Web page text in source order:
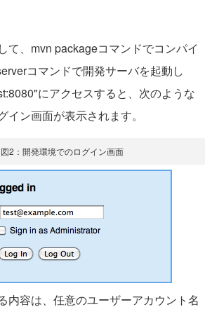
て、mvn packageコマンドでコンパイ
コマンドで開発サーバを起動し
にアクセスすると、次のような
イン画面が表示されます。
図2：開発環境でのログイン画面
内容は、任意のユーザーアカウント名